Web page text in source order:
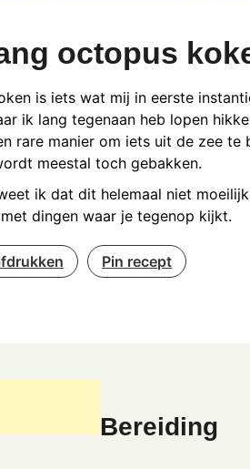
octopus
is iets wat mij in eerste
ik lang tegenaan heb lopen
rare manier om iets uit de zee te
meestal toch gebakken.
ik dat dit helemaal niet
dingen waar je tegenop kijkt.
Pin recept
Bereiding